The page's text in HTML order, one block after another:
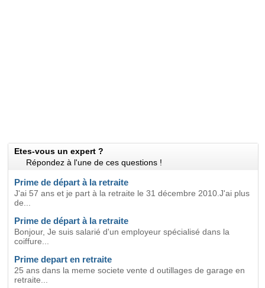
Etes-vous un expert ?
Répondez à l'une de ces questions !
Prime de départ à la retraite
J'ai 57 ans et je part à la retraite le 31 décembre 2010.J'ai plus
de...
Prime de départ à la retraite
Bonjour, Je suis salarié d'un employeur spécialisé dans la
coiffure...
Prime depart en retraite
25 ans dans la meme societe vente d outillages de garage en
retraite...